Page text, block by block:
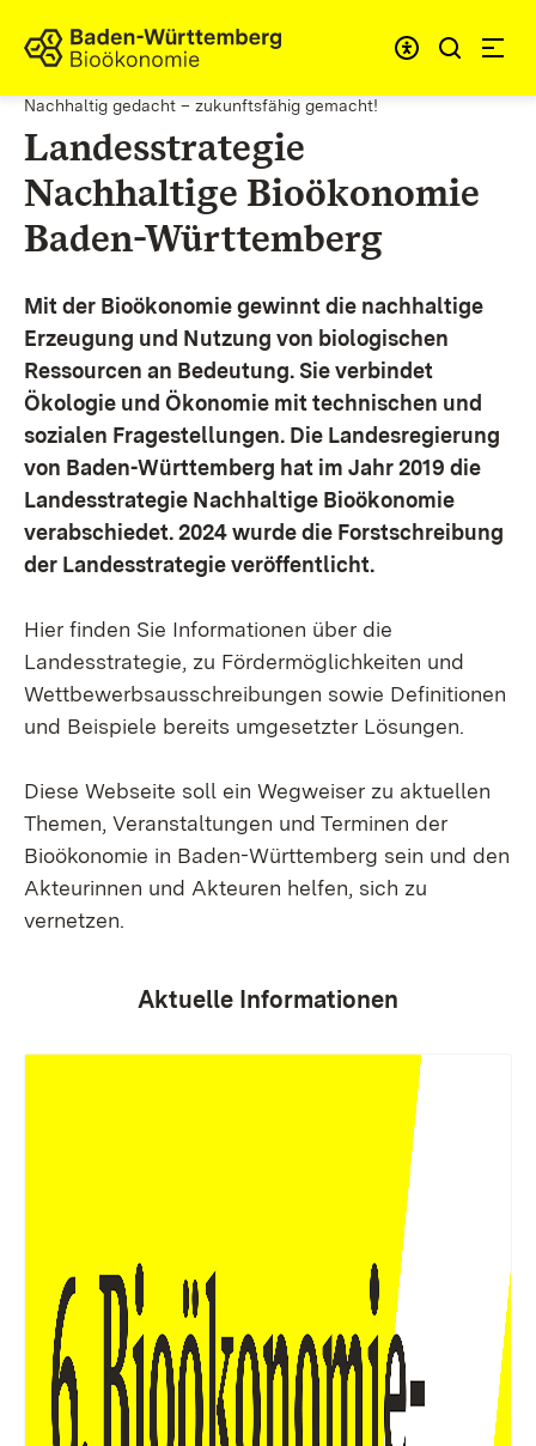
Zum Inhalt springen
Link zur Startseite
Nachhaltig gedacht – zukunftsfähig gemacht!
Landesstrategie
Nachhaltige Bioökonomie
Baden-Württemberg
Mit der Bioökonomie gewinnt die nachhaltige
Erzeugung und Nutzung von biologischen
Ressourcen an Bedeutung. Sie verbindet
Ökologie und Ökonomie mit technischen und
sozialen Fragestellungen. Die Landesregierung
von Baden-Württemberg hat im Jahr 2019 die
Landesstrategie Nachhaltige Bioökonomie
verabschiedet. 2024 wurde die Forstschreibung
der Landesstrategie veröffentlicht.
Hier finden Sie Informationen über die
Landesstrategie, zu Fördermöglichkeiten und
Wettbewerbsausschreibungen sowie Definitionen
und Beispiele bereits umgesetzter Lösungen.
Diese Webseite soll ein Wegweiser zu aktuellen
Themen, Veranstaltungen und Terminen der
Bioökonomie in Baden-Württemberg sein und den
Akteurinnen und Akteuren helfen, sich zu
vernetzen.
Aktuelle Informationen